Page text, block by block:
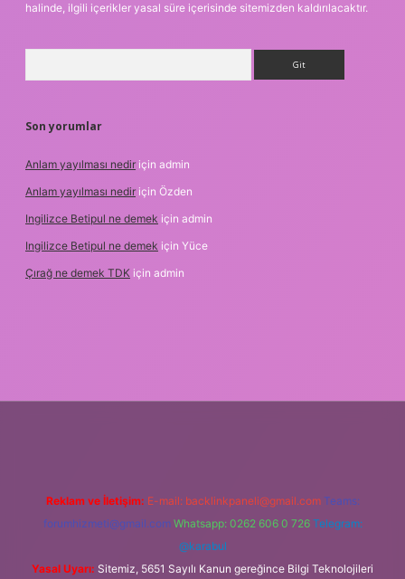
halinde, ilgili içerikler yasal süre içerisinde sitemizden kaldırılacaktır.
Son yorumlar
Anlam yayılması nedir için admin
Anlam yayılması nedir için Özden
Ingilizce Betipul ne demek için admin
Ingilizce Betipul ne demek için Yüce
Çırağ ne demek TDK için admin
Reklam ve İletişim: E-mail: backlinkpaneli@gmail.com Teams:
forumhizmeti@gmail.com Whatsapp: 0262 606 0 726 Telegram:
@karabul
Yasal Uyarı: Sitemiz, 5651 Sayılı Kanun gereğince Bilgi Teknolojileri